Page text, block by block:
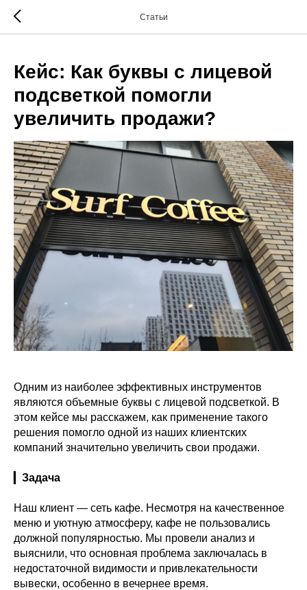
Статьи
Кейс: Как буквы с лицевой
подсветкой помогли
увеличить продажи?
Одним из наиболее эффективных инструментов
являются объемные буквы с лицевой подсветкой. В
этом кейсе мы расскажем, как применение такого
решения помогло одной из наших клиентских
компаний значительно увеличить свои продажи.
Задача
Наш клиент — сеть кафе. Несмотря на качественное
меню и уютную атмосферу, кафе не пользовались
должной популярностью. Мы провели анализ и
выяснили, что основная проблема заключалась в
недостаточной видимости и привлекательности
вывески, особенно в вечернее время.